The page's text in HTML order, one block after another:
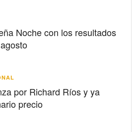
Noche con los resultados
por Richard Ríos y ya
precio